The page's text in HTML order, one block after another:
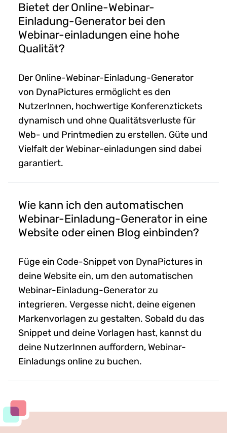
Bietet der Online-Webinar-
Einladung-Generator bei den
Webinar-einladungen eine hohe
Qualität?
Der Online-Webinar-Einladung-Generator
von DynaPictures ermöglicht es den
NutzerInnen, hochwertige Konferenztickets
dynamisch und ohne Qualitätsverluste für
Web- und Printmedien zu erstellen. Güte und
Vielfalt der Webinar-einladungen sind dabei
garantiert.
Wie kann ich den automatischen
Webinar-Einladung-Generator in eine
Website oder einen Blog einbinden?
Füge ein Code-Snippet von DynaPictures in
deine Website ein, um den automatischen
Webinar-Einladung-Generator zu
integrieren. Vergesse nicht, deine eigenen
Markenvorlagen zu gestalten. Sobald du das
Snippet und deine Vorlagen hast, kannst du
deine NutzerInnen auffordern, Webinar-
Einladungs online zu buchen.